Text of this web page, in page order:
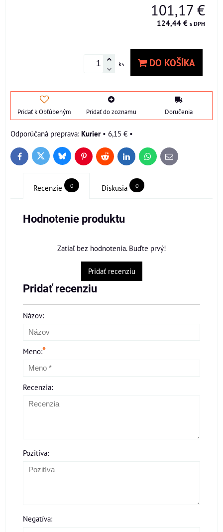
101,17 €
124,44 € s DPH
ks DO KOŠÍKA
Pridať k Obľúbeným Pridať do zoznamu Doručenia
Kurier• 6,15 € •
FacebookTwitter BlueskyPinterestReddit LinkedInWhatsApp
E-
mail
Recenzie 0 Diskusia 0
Hodnotenie produktu
Zatiaľ bez hodnotenia. Buďte prvý!
Pridať recenziu
Pridať recenziu
Názov:
Meno:*
Recenzia:
Pozitíva:
Negatíva: